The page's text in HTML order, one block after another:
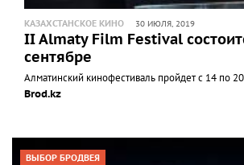
КАЗАХСТАНСКОЕ КИНО 30 ИЮЛЯ, 2019
II Almaty Film Festival
сентябре
Алматинский кинофестиваль пройдет с 14 по
Brod.kz
ВЫБОР БРОДВЕЯ